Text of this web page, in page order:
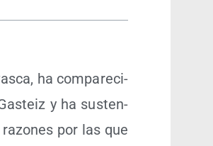
ha com­pa­re­ci­
y ha sus­ten­
por las que